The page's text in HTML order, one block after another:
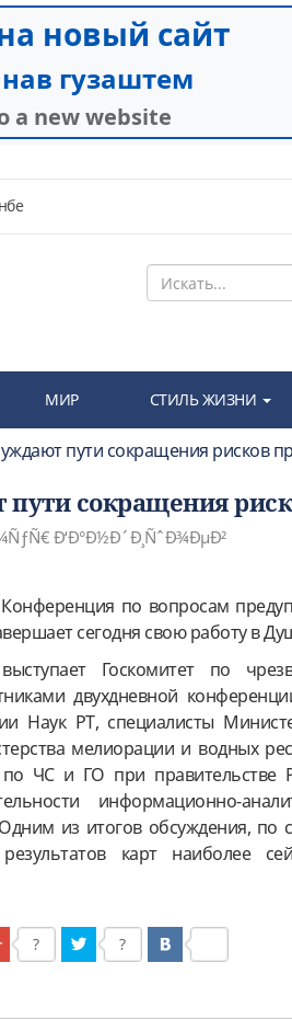
МИР СТИЛЬ ЖИЗНИ
пути сокращения рисков
сокращения
Ð‘Ð°Ð½Ð´Ð¸ÑˆÐ¾ÐµÐ²
по вопросам
сегодня свою работу в
Госкомитет по
двухдневной
Наук РТ, специалисты
мелиорации и водных
ЧС и ГО при правительстве
информационно-
из итогов обсуждения, по
карт наиболее
? ?